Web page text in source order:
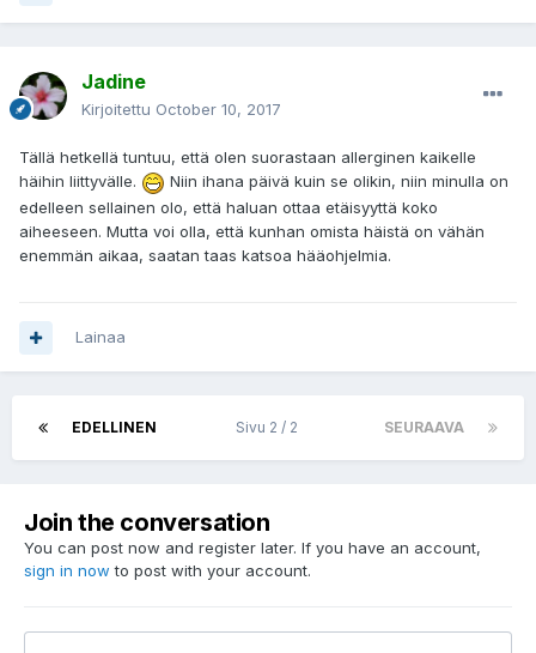
Jadine
Kirjoitettu October 10, 2017
Tällä hetkellä tuntuu, että olen suorastaan allerginen kaikelle
häihin liittyvälle.
Niin ihana päivä kuin se olikin, niin minulla on
edelleen sellainen olo, että haluan ottaa etäisyyttä koko
aiheeseen. Mutta voi olla, että kunhan omista häistä on vähän
enemmän aikaa, saatan taas katsoa hääohjelmia.
Lainaa
EDELLINEN SEURAAVA
Sivu 2 / 2
Join the conversation
You can post now and register later. If you have an account,
sign in now to post with your account.